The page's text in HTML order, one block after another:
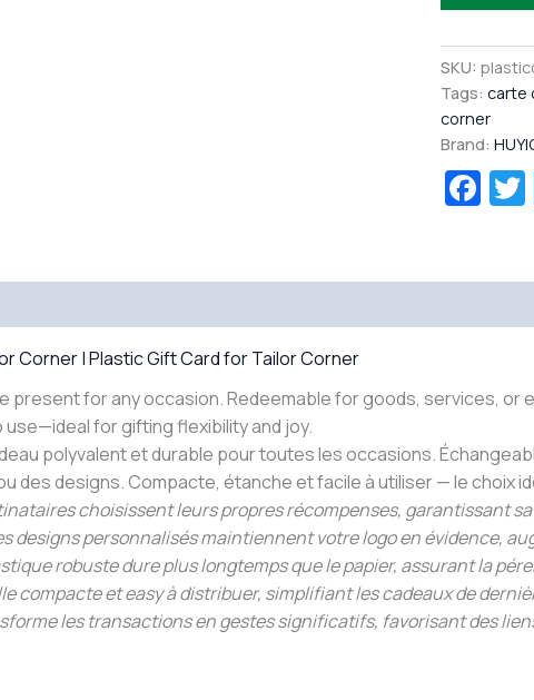
SKU:
Tags: carte
corner
Brand:
Corner | Plastic Gift Card for Tailor Corner
present for any occasion. Redeemable for goods, services,
for gifting flexibility and joy.
polyvalent et durable pour toutes les occasions.
des designs. Compacte, étanche et facile à utiliser — le choix
choisissent leurs propres récompenses, garantissant
designs personnalisés maintiennent votre logo en évidence,
robuste dure plus longtemps que le papier, assurant la
compacte et easy à distribuer, simplifiant les cadeaux de
les transactions en gestes significatifs, favorisant des